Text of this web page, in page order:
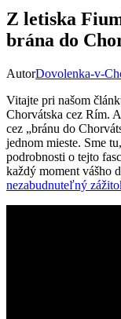
Z letiska
brána do
AutorDovolenka-v-
Vitajte pri našom
Chorvátska cez Rím.
cez „bránu do
jednom mieste. Sme
podrobnosti o tejto
každý moment vášho
nezabudnuteľný